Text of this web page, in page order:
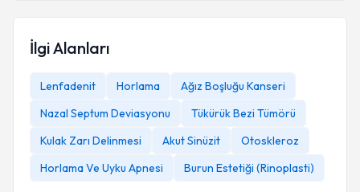
İlgi Alanları
Lenfadenit Horlama
Ağız Boşluğu Kanseri
Nazal Septum Deviasyonu
Tükürük Bezi Tümörü
Kulak Zarı Delinmesi
Akut Sinüzit
Otoskleroz
Horlama Ve Uyku Apnesi
Burun Estetiği (Rinoplasti)